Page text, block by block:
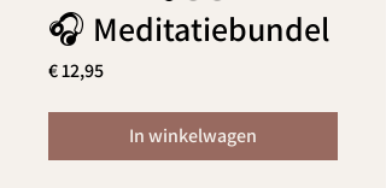
🎧 Meditatiebundel
€ 12,95Prijs
In winkelwagen